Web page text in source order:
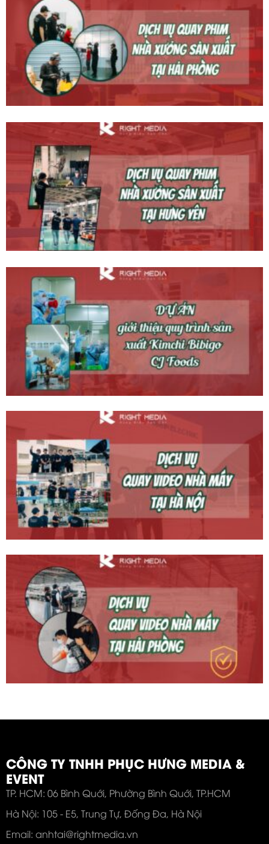
CÔNG TY TNHH PHỤC HƯNG MEDIA &
EVENT
TP. HCM: 06 Bình Quới, Phường Bình Quới, TP.HCM
Hà Nội: 105 - E5, Trung Tự, Đống Đa, Hà Nội
Email: anhtai@rightmedia.vn